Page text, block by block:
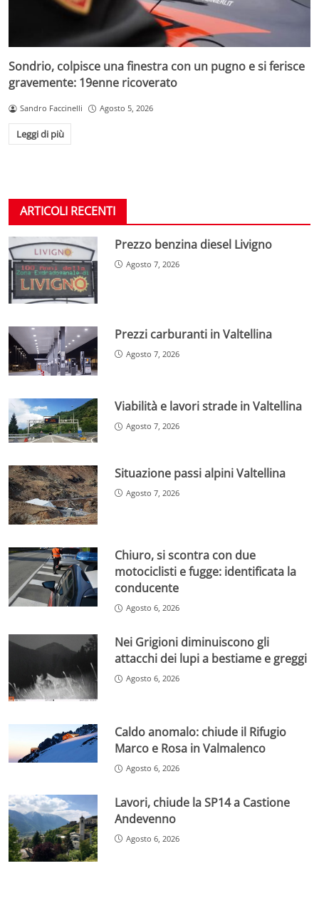
Sondrio, colpisce una finestra con un pugno e si ferisce
gravemente: 19enne ricoverato
Sandro Faccinelli Agosto 5, 2026
Leggi di più
ARTICOLI RECENTI
Prezzo benzina diesel Livigno
Agosto 7, 2026
Prezzi carburanti in Valtellina
Agosto 7, 2026
Viabilità e lavori strade in Valtellina
Agosto 7, 2026
Situazione passi alpini Valtellina
Agosto 7, 2026
Chiuro, si scontra con due
motociclisti e fugge: identificata la
conducente
Agosto 6, 2026
Nei Grigioni diminuiscono gli
attacchi dei lupi a bestiame e greggi
Agosto 6, 2026
Caldo anomalo: chiude il Rifugio
Marco e Rosa in Valmalenco
Agosto 6, 2026
Lavori, chiude la SP14 a Castione
Andevenno
Agosto 6, 2026